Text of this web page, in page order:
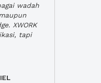
wadah
XWORK
tapi